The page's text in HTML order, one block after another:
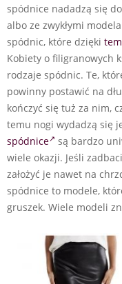
spódnice nadadzą się
albo ze zwykłymi
spódnic, które dzięki
Kobiety o filigranowych
rodzaje spódnic. Te,
powinny postawić na
kończyć się tuż za nim,
temu nogi wydadzą się
spódnice
są bardzo
wiele okazji. Jeśli
założyć je nawet na
spódnice to modele,
gruszek. Wiele modeli